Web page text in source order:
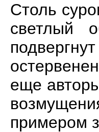
Столь
светлый
еще
примером